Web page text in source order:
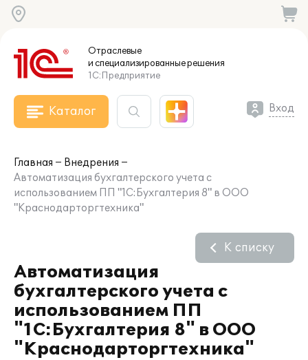
Отраслевые
и специализированныерешения
1С:Предприятие
Каталог Вход
Главная
Внедрения
Автоматизация бухгалтерского учета с
использованием ПП "1С:Бухгалтерия 8" в ООО
"Краснодарторгтехника"
Автоматизация
бухгалтерского учета с
использованием ПП
"1С:Бухгалтерия 8" в ООО
"Краснодарторгтехника"
К списку